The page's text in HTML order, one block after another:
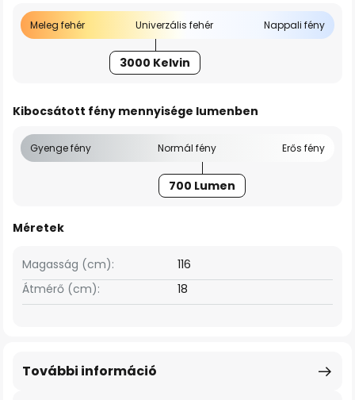
Meleg fehér Univerzális fehér Nappali fény
3000 Kelvin
Kibocsátott fény mennyisége lumenben
Gyenge fény Normál fény Erős fény
700 Lumen
Méretek
Magasság (cm):
116
Átmérő (cm):
18
További információ